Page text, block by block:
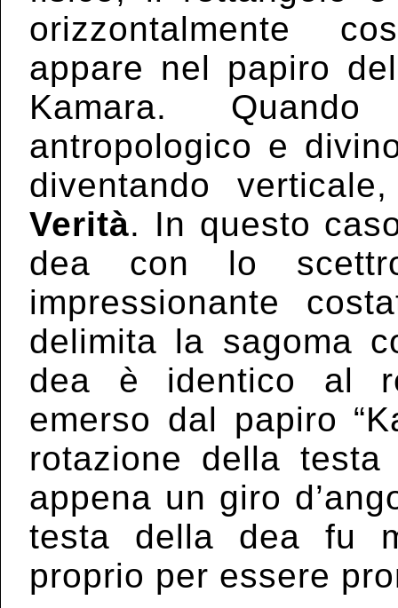
orizzontalmente
appare nel papiro
Kamara.
antropologico e
diventando
Verità. In questo
dea con lo
impressionante
delimita la sagoma
dea è identico al
emerso dal papiro
rotazione della testa
appena un giro
testa della dea fu
proprio per essere